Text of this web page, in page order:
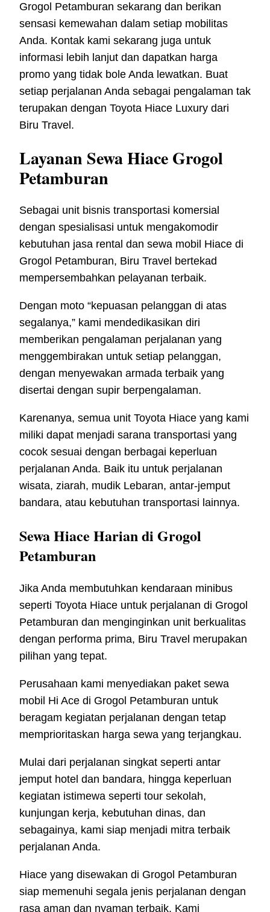
Grogol Petamburan sekarang dan berikan
sensasi kemewahan dalam setiap mobilitas
Anda. Kontak kami sekarang juga untuk
informasi lebih lanjut dan dapatkan harga
promo yang tidak bole Anda lewatkan. Buat
setiap perjalanan Anda sebagai pengalaman tak
terupakan dengan Toyota Hiace Luxury dari
Biru Travel.
Layanan Sewa Hiace Grogol
Petamburan
Sebagai unit bisnis transportasi komersial
dengan spesialisasi untuk mengakomodir
kebutuhan jasa rental dan sewa mobil Hiace di
Grogol Petamburan, Biru Travel bertekad
mempersembahkan pelayanan terbaik.
Dengan moto “kepuasan pelanggan di atas
segalanya,” kami mendedikasikan diri
memberikan pengalaman perjalanan yang
menggembirakan untuk setiap pelanggan,
dengan menyewakan armada terbaik yang
disertai dengan supir berpengalaman.
Karenanya, semua unit Toyota Hiace yang kami
miliki dapat menjadi sarana transportasi yang
cocok sesuai dengan berbagai keperluan
perjalanan Anda. Baik itu untuk perjalanan
wisata, ziarah, mudik Lebaran, antar-jemput
bandara, atau kebutuhan transportasi lainnya.
Sewa Hiace Harian di Grogol
Petamburan
Jika Anda membutuhkan kendaraan minibus
seperti Toyota Hiace untuk perjalanan di Grogol
Petamburan dan menginginkan unit berkualitas
dengan performa prima, Biru Travel merupakan
pilihan yang tepat.
Perusahaan kami menyediakan paket sewa
mobil Hi Ace di Grogol Petamburan untuk
beragam kegiatan perjalanan dengan tetap
memprioritaskan harga sewa yang terjangkau.
Mulai dari perjalanan singkat seperti antar
jemput hotel dan bandara, hingga keperluan
kegiatan istimewa seperti tour sekolah,
kunjungan kerja, kebutuhan dinas, dan
sebagainya, kami siap menjadi mitra terbaik
perjalanan Anda.
Hiace yang disewakan di Grogol Petamburan
siap memenuhi segala jenis perjalanan dengan
rasa aman dan nyaman terbaik. Kami